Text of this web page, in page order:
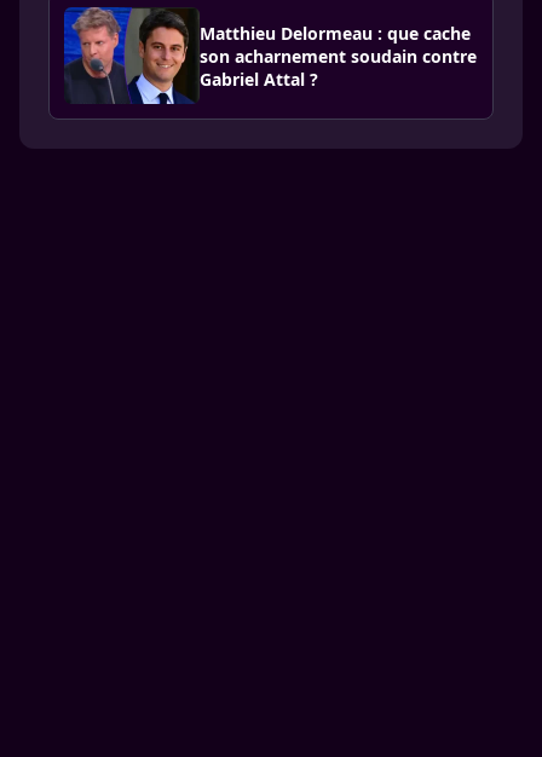
Matthieu Delormeau : que cache
son acharnement soudain contre
Gabriel Attal ?